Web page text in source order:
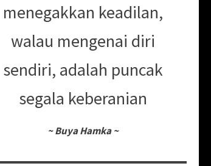
menegakkan keadilan,
walau mengenai diri
sendiri, adalah puncak
segala keberanian
~Buya Hamka ~